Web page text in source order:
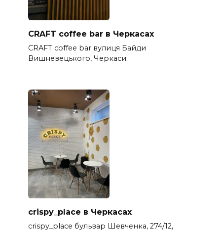
CRAFT coffee bar в Черкасах
CRAFT coffee bar вулиця Байди
Вишневецького, Черкаси
crispy_place в Черкасах
crispy_place бульвар Шевченка, 274/12,